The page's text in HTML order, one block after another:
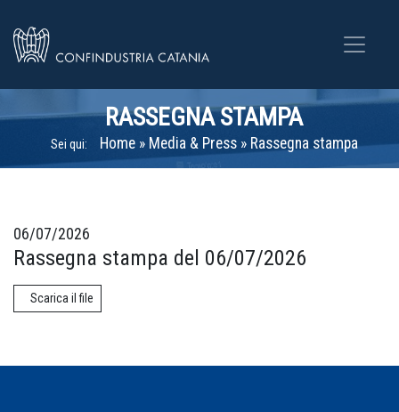
RASSEGNA STAMPA
Sei qui: Home» Media & Press» Rassegna stampa
06/07/2026
Rassegna stampa del 06/07/2026
Scarica il file